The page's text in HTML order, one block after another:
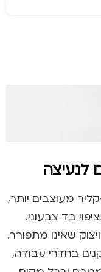
לנעיצה
מעוצבים יותר,
בד צבעוני.
שאינו מתפורר.
בחדרי עבודה,